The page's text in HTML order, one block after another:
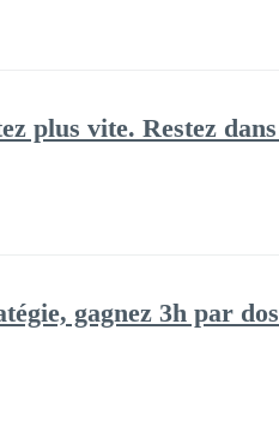
plus vite. Restez
gagnez 3h par